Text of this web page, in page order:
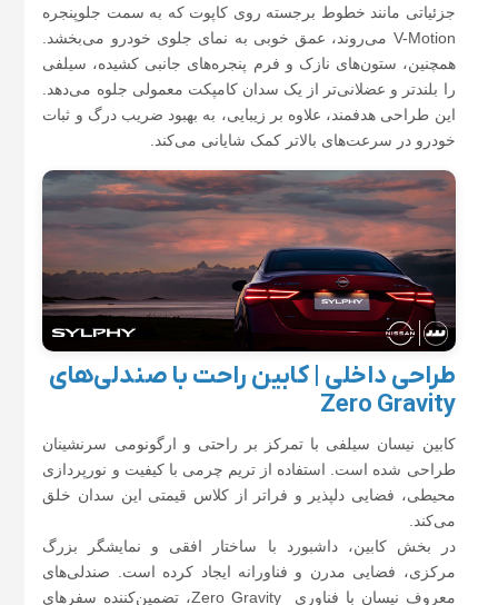
جزئیاتی مانند خطوط برجسته روی کاپوت که به سمت جلوپنجره
V-Motion می‌روند، عمق خوبی به نمای جلوی خودرو می‌بخشد.
همچنین، ستون‌های نازک و فرم پنجره‌های جانبی کشیده، سیلفی
را بلندتر و عضلانی‌تر از یک سدان کامپکت معمولی جلوه می‌دهد.
این طراحی هدفمند، علاوه بر زیبایی، به بهبود ضریب درگ و ثبات
خودرو در سرعت‌های بالاتر کمک شایانی می‌کند.
طراحی داخلی | کابین راحت با صندلی‌های
Zero Gravity
کابین نیسان سیلفی با تمرکز بر راحتی و ارگونومی سرنشینان
طراحی شده است. استفاده از تریم چرمی با کیفیت و نورپردازی
محیطی، فضایی دلپذیر و فراتر از کلاس قیمتی این سدان خلق
می‌کند.
در بخش کابین، داشبورد با ساختار افقی و نمایشگر بزرگ
مرکزی، فضایی مدرن و فناورانه ایجاد کرده است. صندلی‌های
معروف نیسان با فناوری Zero Gravity، تضمین‌کننده سفرهای